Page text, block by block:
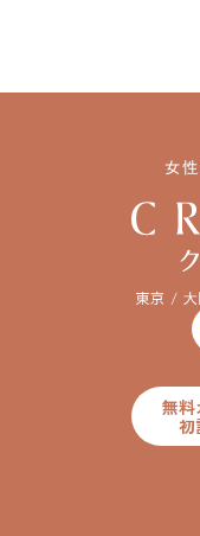
無料
初